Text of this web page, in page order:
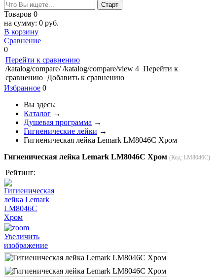
Товаров 0
на сумму: 0 руб.
В корзину
Сравнение
0
Перейти к сравнению
/katalog/compare/ /katalog/compare/view 4 Перейти к
сравнению Добавить к сравнению
Избранное 0
Вы здесь:
Каталог →
Душевая программа →
Гигиенические лейки →
Гигиеническая лейка Lemark LM8046C Хром
Гигиеническая лейка Lemark LM8046C Хром (Код: LM8046C)
Рейтинг:
Увеличить
изображение